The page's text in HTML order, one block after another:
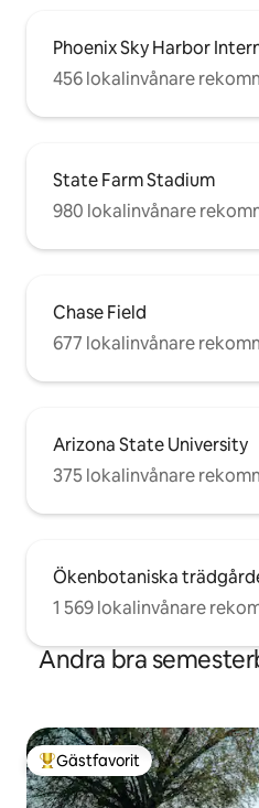
Phoenix Sky Harbor
456 lokalinvånare
State Farm Stadium
980 lokalinvånare
Chase Field
677 lokalinvånare
Arizona State University
375 lokalinvånare
Ökenbotaniska
1 569 lokalinvånare
Andra bra
Populär gästfavorit
Gästfavorit